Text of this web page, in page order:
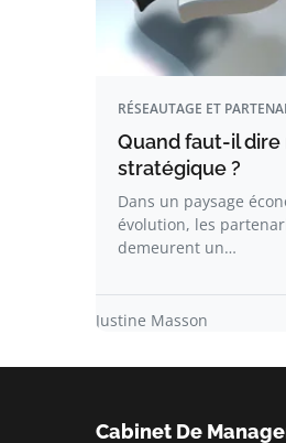
RÉSEAUTAGE ET
Quand faut-il
stratégique ?
Dans un paysage
évolution, les
demeurent un…
Justine Masson
Cabinet De